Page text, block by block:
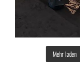
Mehr laden